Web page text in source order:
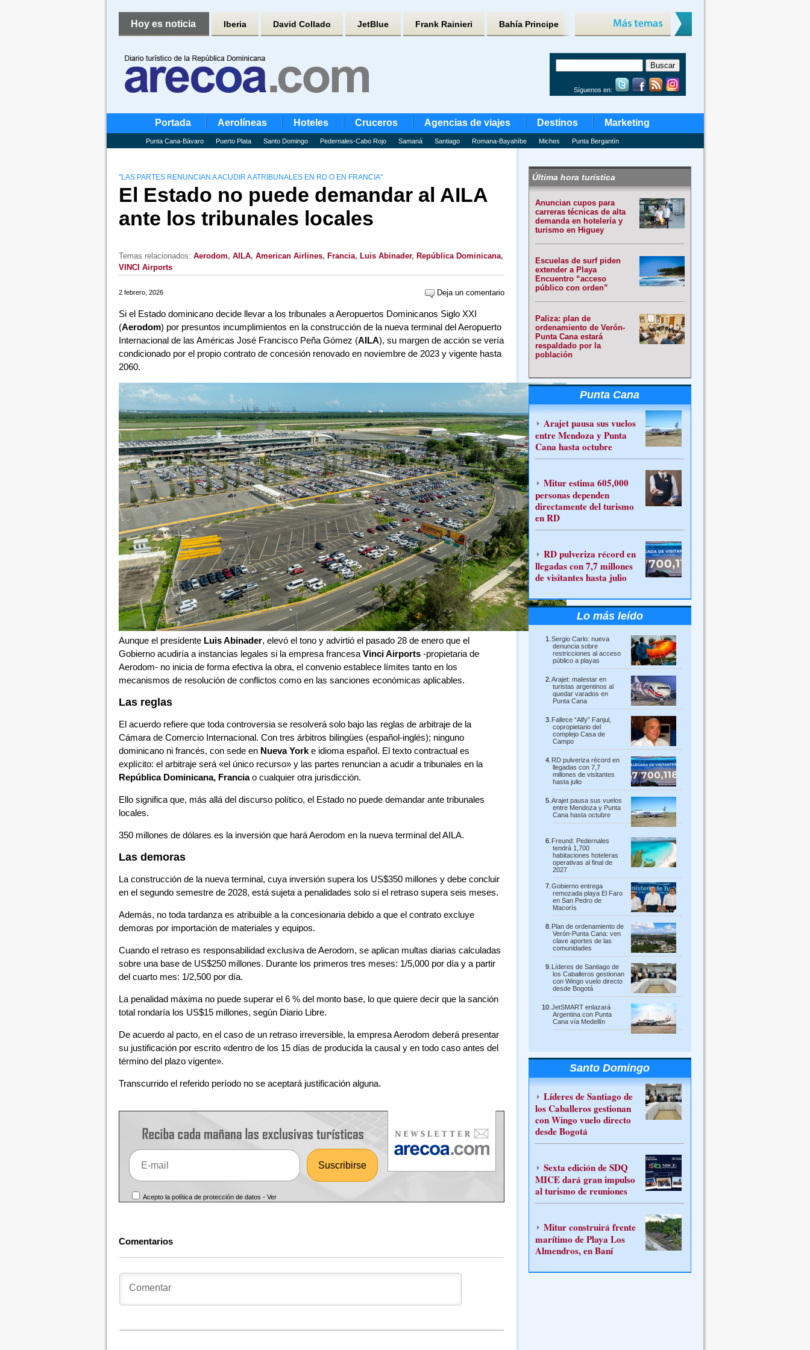
Hoy es noticia Iberia David Collado JetBlue Frank Rainieri Bahía Principe
Síguenos en:
Portada Aerolíneas Hoteles Cruceros Agencias de viajes Destinos Marketing
Punta Cana-Bávaro Puerto Plata Santo Domingo Pedernales-Cabo Rojo Samaná Santiago Romana-Bayahíbe Miches Punta Bergantín
"LAS PARTES RENUNCIAN A ACUDIR A ATRIBUNALES EN RD O EN FRANCIA"
El Estado no puede demandar al AILA
ante los tribunales locales
Temas relacionados: Aerodom, AILA, American Airlines, Francia, Luis Abinader, República Dominicana,
VINCI Airports
2 febrero, 2026 Deja un comentario
Si el Estado dominicano decide llevar a los tribunales a Aeropuertos Dominicanos Siglo XXI
(Aerodom) por presuntos incumplimientos en la construcción de la nueva terminal del Aeropuerto
Internacional de las Américas José Francisco Peña Gómez (AILA), su margen de acción se vería
condicionado por el propio contrato de concesión renovado en noviembre de 2023 y vigente hasta
2060.
Aunque el presidente Luis Abinader, elevó el tono y advirtió el pasado 28 de enero que el
Gobierno acudiría a instancias legales si la empresa francesa Vinci Airports-propietaria de
Aerodom- no inicia de forma efectiva la obra, el convenio establece límites tanto en los
mecanismos de resolución de conflictos como en las sanciones económicas aplicables.
Las reglas
El acuerdo refiere que toda controversia se resolverá solo bajo las reglas de arbitraje de la
Cámara de Comercio Internacional. Con tres árbitros bilingües (español-inglés); ninguno
dominicano ni francés, con sede en Nueva Yorke idioma español. El texto contractual es
explícito: el arbitraje será «el único recurso» y las partes renuncian a acudir a tribunales en la
República Dominicana, Franciao cualquier otra jurisdicción.
Ello significa que, más allá del discurso político, el Estado no puede demandar ante tribunales
locales.
350 millones de dólares es la inversión que hará Aerodom en la nueva terminal del AILA.
Las demoras
La construcción de la nueva terminal, cuya inversión supera los US$350 millones y debe concluir
en el segundo semestre de 2028, está sujeta a penalidades solo si el retraso supera seis meses.
Además, no toda tardanza es atribuible a la concesionaria debido a que el contrato excluye
demoras por importación de materiales y equipos.
Cuando el retraso es responsabilidad exclusiva de Aerodom, se aplican multas diarias calculadas
sobre una base de US$250 millones. Durante los primeros tres meses: 1/5,000 por día y a partir
del cuarto mes: 1/2,500 por día.
La penalidad máxima no puede superar el 6 % del monto base, lo que quiere decir que la sanción
total rondaría los US$15 millones, según Diario Libre.
De acuerdo al pacto, en el caso de un retraso irreversible, la empresa Aerodom deberá presentar
su justificación por escrito «dentro de los 15 días de producida la causal y en todo caso antes del
término del plazo vigente».
Transcurrido el referido período no se aceptará justificación alguna.
Acepto la política de protección de datos -Ver
Comentarios
Última hora turística
Anuncian cupos para
carreras técnicas de alta
demanda en hotelería y
turismo en Higuey
Escuelas de surf piden
extender a Playa
Encuentro “acceso
público con orden”
Paliza: plan de
ordenamiento de Verón-
Punta Cana estará
respaldado por la
población
Punta Cana
Arajet pausa sus vuelos
entre Mendoza y Punta
Cana hasta octubre
Mitur estima 605,000
personas dependen
directamente del turismo
en RD
RD pulveriza récord en
llegadas con 7,7 millones
de visitantes hasta julio
Lo más leído
Sergio Carlo: nueva
denuncia sobre
restricciones al acceso
público a playas
Arajet: malestar en
turistas argentinos al
quedar varados en
Punta Cana
Fallece “Alfy” Fanjul,
copropietario del
complejo Casa de
Campo
RD pulveriza récord en
llegadas con 7,7
millones de visitantes
hasta julio
Arajet pausa sus vuelos
entre Mendoza y Punta
Cana hasta octubre
Freund: Pedernales
tendrá 1,700
habitaciones hoteleras
operativas al final de
2027
Gobierno entrega
remozada playa El Faro
en San Pedro de
Macorís
Plan de ordenamiento de
Verón-Punta Cana: ven
clave aportes de las
comunidades
Líderes de Santiago de
los Caballeros gestionan
con Wingo vuelo directo
desde Bogotá
JetSMART enlazará
Argentina con Punta
Cana vía Medellín
Santo Domingo
Líderes de Santiago de
los Caballeros gestionan
con Wingo vuelo directo
desde Bogotá
Sexta edición de SDQ
MICE dará gran impulso
al turismo de reuniones
Mitur construirá frente
marítimo de Playa Los
Almendros, en Baní